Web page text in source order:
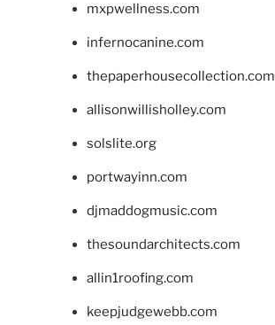
mxpwellness.com
infernocanine.com
thepaperhousecollection.com
allisonwillisholley.com
solslite.org
portwayinn.com
djmaddogmusic.com
thesoundarchitects.com
allin1roofing.com
keepjudgewebb.com